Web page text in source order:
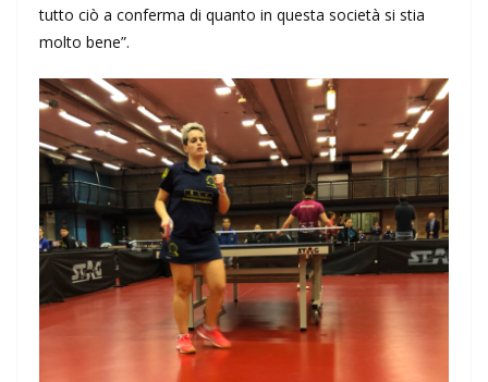
tutto ciò a conferma di quanto in questa società si stia
molto bene”.